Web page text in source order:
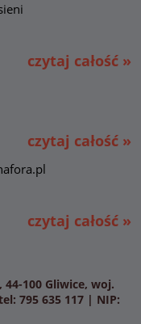
czytaj całość »
czytaj całość »
czytaj całość »
100 Gliwice, woj.
795 635 117 | NIP: